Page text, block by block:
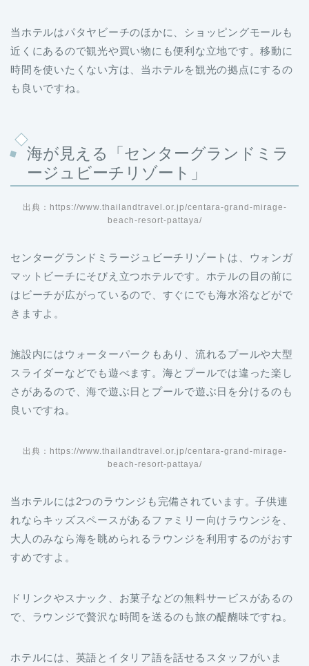
当ホテルはパタヤビーチのほかに、ショッピングモールも
近くにあるので観光や買い物にも便利な立地です。移動に
時間を使いたくない方は、当ホテルを観光の拠点にするの
も良いですね。
海が見える「センターグランドミラ
ージュビーチリゾート」
出典：https://www.thailandtravel.or.jp/centara-grand-mirage-
beach-resort-pattaya/
センターグランドミラージュビーチリゾートは、ウォンガ
マットビーチにそびえ立つホテルです。ホテルの目の前に
はビーチが広がっているので、すぐにでも海水浴などがで
きますよ。
施設内にはウォーターパークもあり、流れるプールや大型
スライダーなどでも遊べます。海とプールでは違った楽し
さがあるので、海で遊ぶ日とプールで遊ぶ日を分けるのも
良いですね。
出典：https://www.thailandtravel.or.jp/centara-grand-mirage-
beach-resort-pattaya/
当ホテルには2つのラウンジも完備されています。子供連
れならキッズスペースがあるファミリー向けラウンジを、
大人のみなら海を眺められるラウンジを利用するのがおす
すめですよ。
ドリンクやスナック、お菓子などの無料サービスがあるの
で、ラウンジで贅沢な時間を送るのも旅の醍醐味ですね。
ホテルには、英語とイタリア語を話せるスタッフがいま